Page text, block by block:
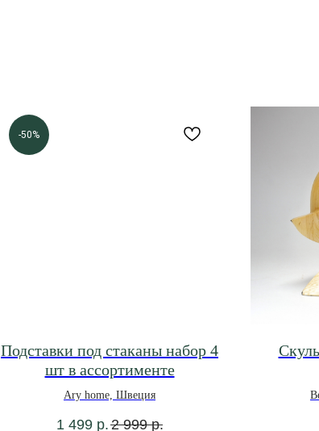
-50%
Подставки под стаканы набор 4
шт в ассортименте
Ary home, Швеция
1 499 р.2 999 р.